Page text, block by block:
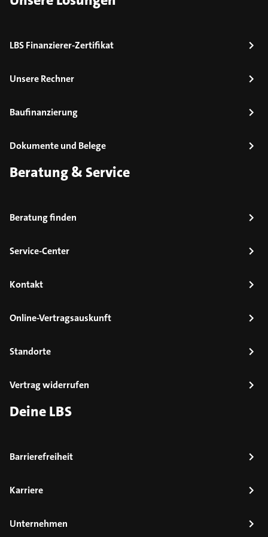
LBS Finanzierer-Zertifikat
Unsere Rechner
Baufinanzierung
Dokumente und Belege
Beratung & Service
Beratung finden
Service-Center
Kontakt
Online-Vertragsauskunft
Standorte
Vertrag widerrufen
Deine LBS
Barrierefreiheit
Karriere
Unternehmen